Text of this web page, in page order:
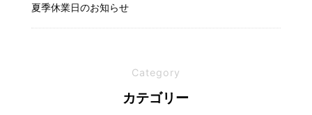
夏季休業日のお知らせ
Category
カテゴリー